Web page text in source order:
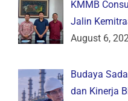
KMMB
Jalin
August 6,
Budaya
dan Kinerja